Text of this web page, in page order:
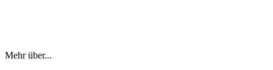
Mehr über...